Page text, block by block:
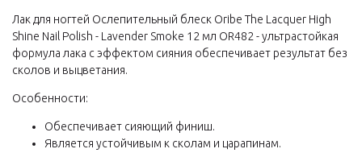
Лак для ногтей Ослепительный блеск Oribe The Lacquer High
Shine Nail Polish - Lavender Smoke 12 мл OR482 - ультрастойкая
формула лака с эффектом сияния обеспечивает результат без
сколов и выцветания.
Особенности:
Обеспечивает сияющий финиш.
Является устойчивым к сколам и царапинам.